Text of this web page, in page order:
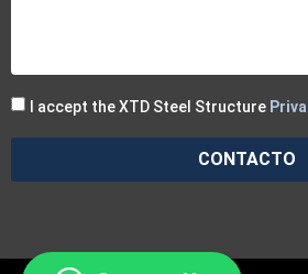
I accept the XTD Steel Structure
CONTACTO